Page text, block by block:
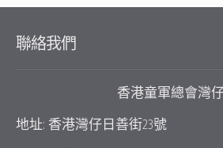
主席盾
賽2027區選
聯絡我們
香港童軍總會灣
地址: 香港灣仔日善街23號